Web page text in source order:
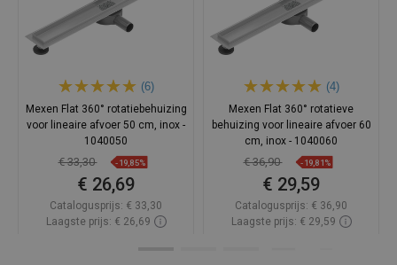
(6)
Mexen Flat 360° rotatiebehuizing
voor lineaire afvoer 50 cm, inox -
1040050
€ 33,30 -19,85%
€ 26,69
Catalogusprijs: € 33,30
Laagste prijs: € 26,69
(4)
Mexen Flat 360° rotatieve
behuizing voor lineaire afvoer 60
cm, inox - 1040060
€ 36,90 -19,81%
€ 29,59
Catalogusprijs: € 36,90
Laagste prijs: € 29,59